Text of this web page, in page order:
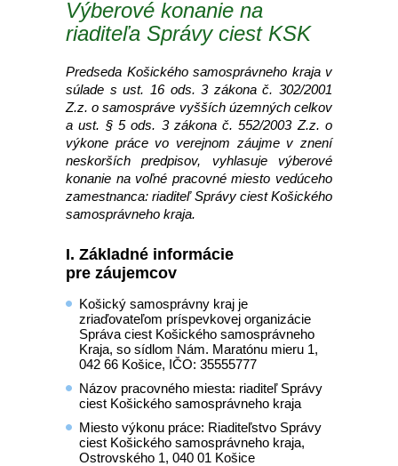
Výberové konanie na
riaditeľa Správy ciest KSK
Predseda Košického samosprávneho kraja v
súlade s ust. 16 ods. 3 zákona č. 302/2001
Z.z. o samospráve vyšších územných celkov
a ust. § 5 ods. 3 zákona č. 552/2003 Z.z. o
výkone práce vo verejnom záujme v znení
neskorších predpisov, vyhlasuje výberové
konanie na voľné pracovné miesto vedúceho
zamestnanca: riaditeľ Správy ciest Košického
samosprávneho kraja.
I. Základné informácie
pre záujemcov
Košický samosprávny kraj je
zriaďovateľom príspevkovej organizácie
Správa ciest Košického samosprávneho
Kraja, so sídlom Nám. Maratónu mieru 1,
042 66 Košice, IČO: 35555777
Názov pracovného miesta: riaditeľ Správy
ciest Košického samosprávneho kraja
Miesto výkonu práce: Riaditeľstvo Správy
ciest Košického samosprávneho kraja,
Ostrovského 1, 040 01 Košice